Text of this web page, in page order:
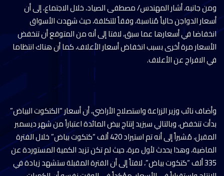
ومن جانبه، أشار المهندس/ مصطفى الصياد، خلال الاجتماع، إلى أن
أسعار الدواجن حالياً مُناسبة، وفقاً للتكلفة، حيث شهدت الأسواق
انخفاضا في أسعارها عما سبق، لافتا إلى أنه من المتوقع أن تنخفض
الأسعار مرة أخرى بسبب انخفاض أسعار الأعلاف، كما أن هناك انتظاما
في الافراج عن الأعلاف.
وأضاف نائب وزير الزراعة واستصلاح الأراضي، أن أسعار “الكتكوت البياض”
بدأت تنخفض، وبالتالي سيزيد إنتاج بيض المائدة اعتباراً من شهر ديسمبر
المقبل، مُشيراً إلى أنه تم استيراد 420 ألف “كتكوت بياض” خلال الفترة
الماضية، وهذا يحدث لأول مرة، حيث لم تكن تزيد الكمية المستوردة عن
335 ألف “كتكوت بياض”، لافتاً إلى أن الفترة المقبلة ستشهد زيادة في